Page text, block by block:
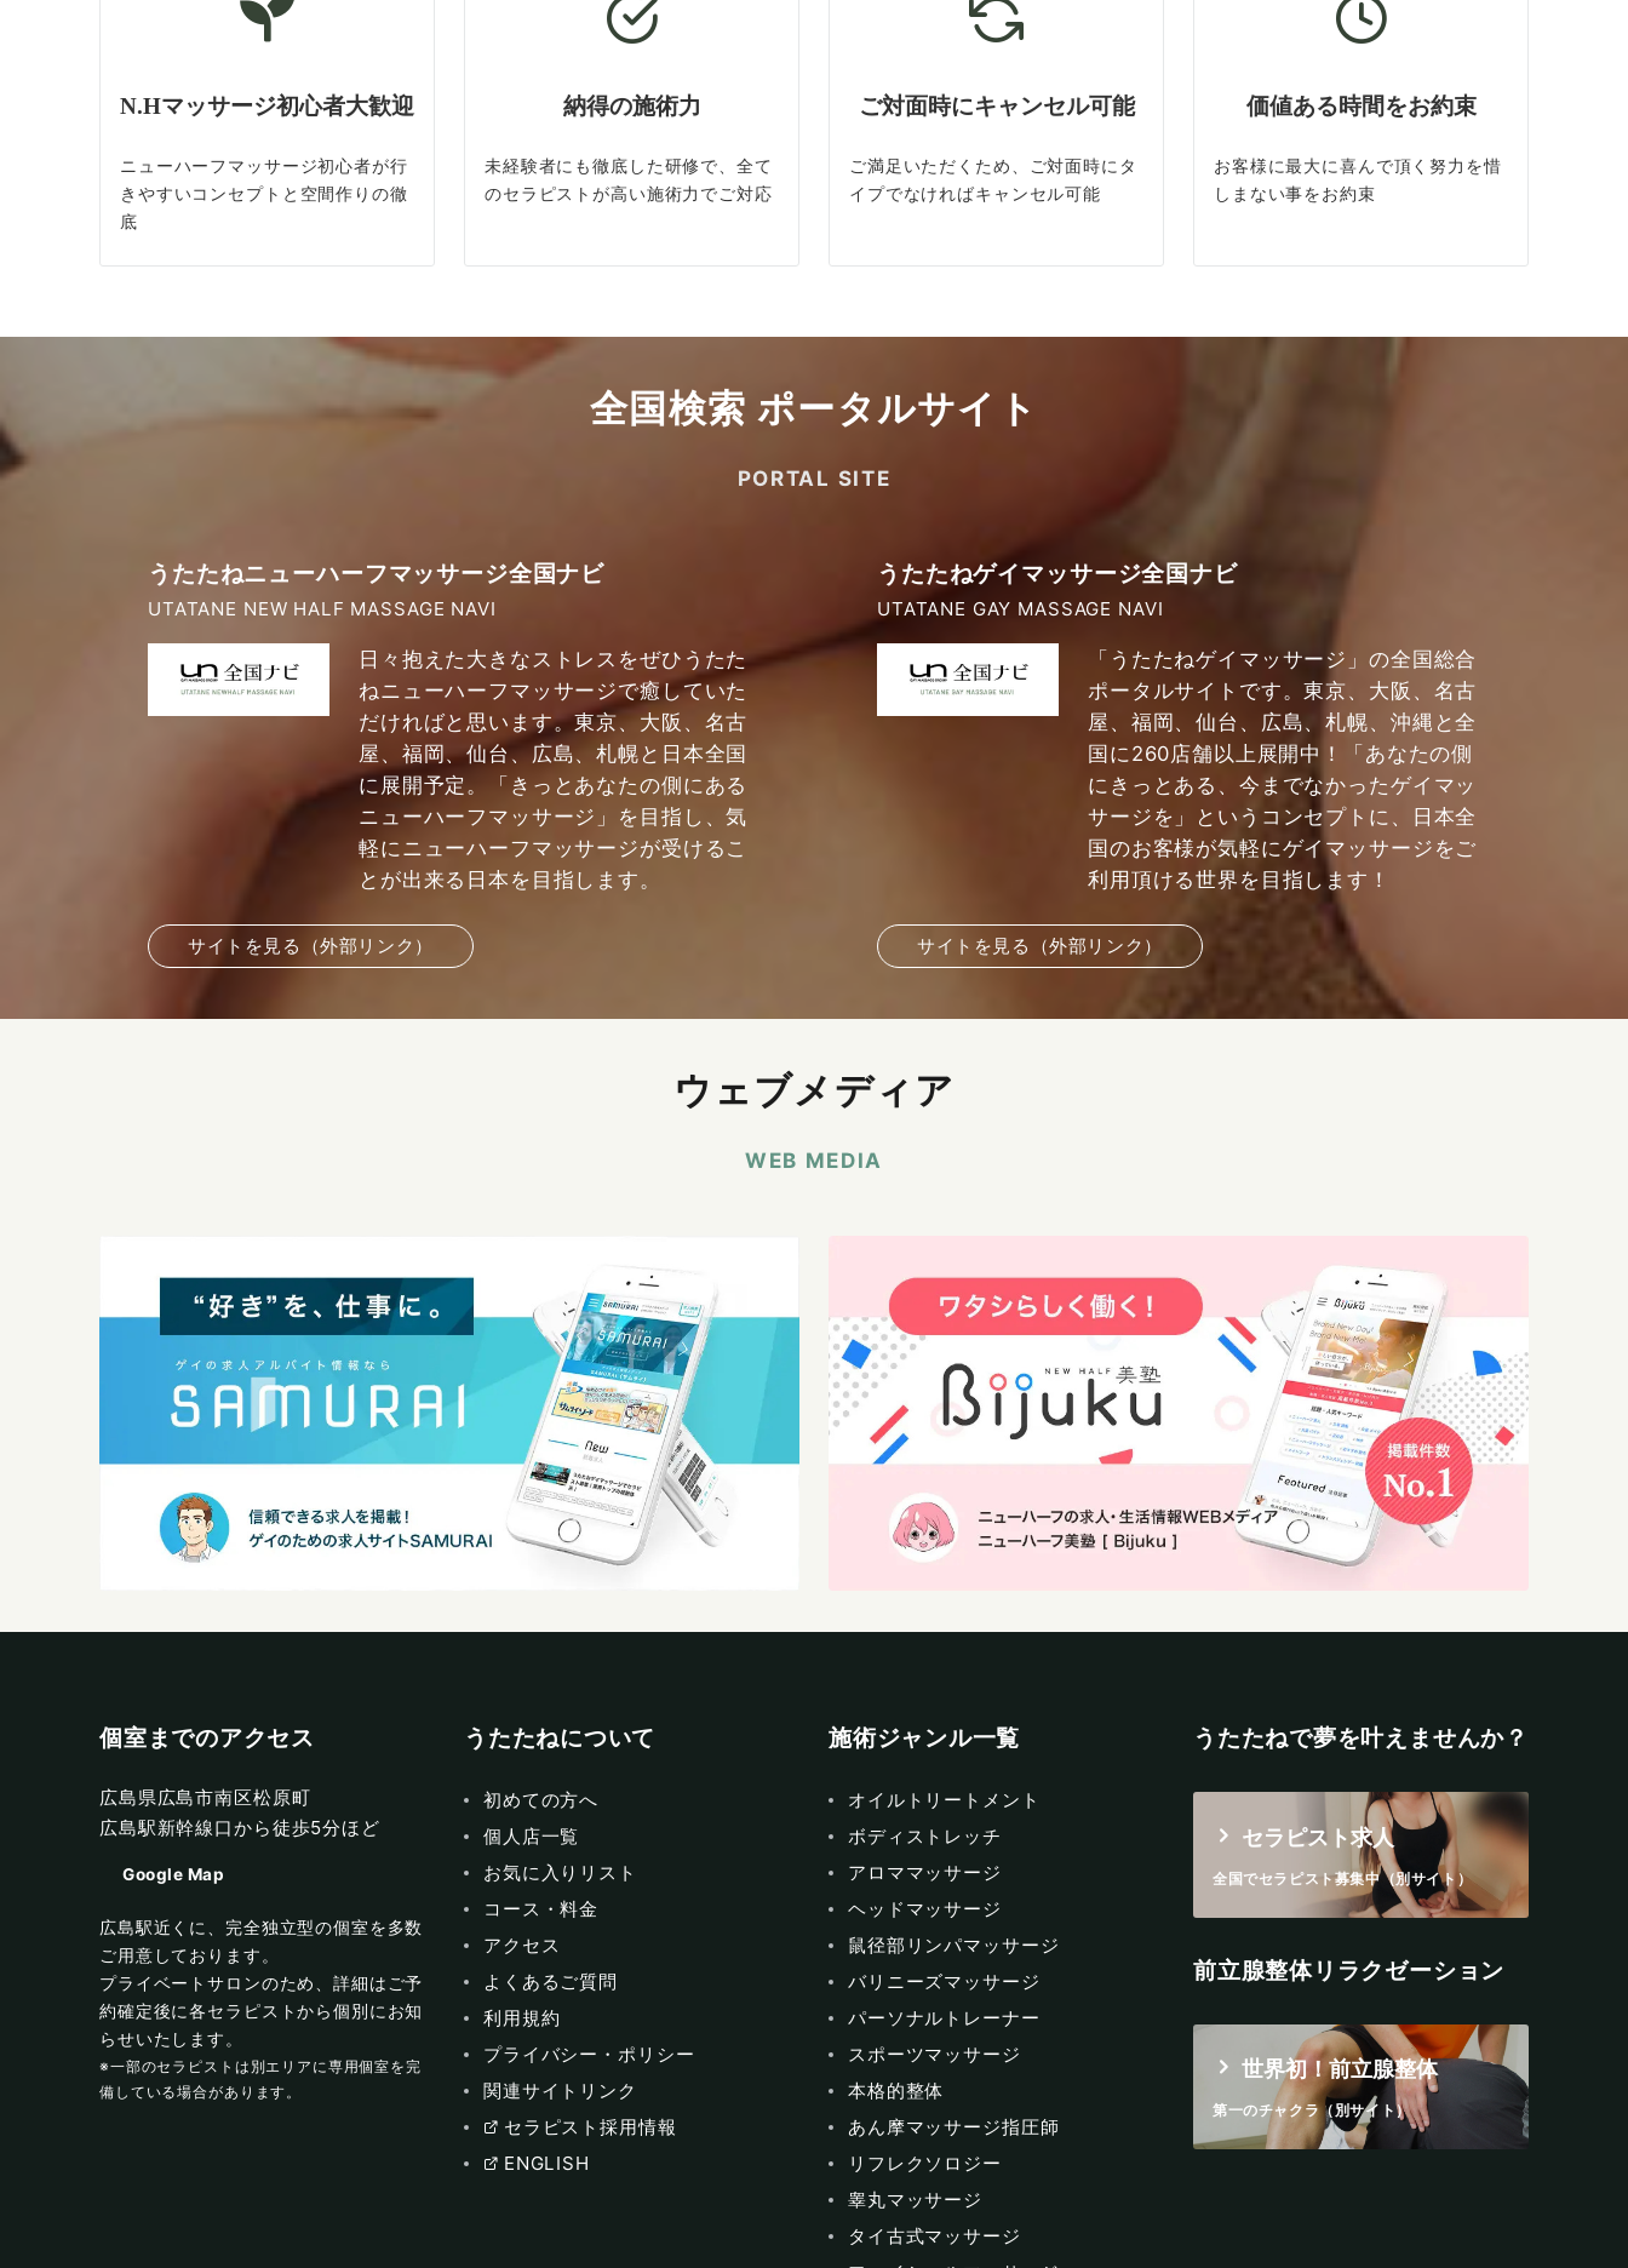
N.Hマッサージ初心者大歓迎
ニューハーフマッサージ初心者が行
きやすいコンセプトと空間作りの徹
底
納得の施術力
未経験者にも徹底した研修で、全て
のセラピストが高い施術力でご対応
ご対面時にキャンセル可能
ご満足いただくため、ご対面時にタ
イプでなければキャンセル可能
価値ある時間をお約束
お客様に最大に喜んで頂く努力を惜
しまない事をお約束
全国検索 ポータルサイト
PORTAL SITE
うたたねニューハーフマッサージ全国ナビ
UTATANE NEW HALF MASSAGE NAVI
日々抱えた大きなストレスをぜひうたた
ねニューハーフマッサージで癒していた
だければと思います。東京、大阪、名古
屋、福岡、仙台、広島、札幌と日本全国
に展開予定。「きっとあなたの側にある
ニューハーフマッサージ」を目指し、気
軽にニューハーフマッサージが受けるこ
とが出来る日本を目指します。
サイトを見る（外部リンク）
うたたねゲイマッサージ全国ナビ
UTATANE GAY MASSAGE NAVI
「うたたねゲイマッサージ」の全国総合
ポータルサイトです。東京、大阪、名古
屋、福岡、仙台、広島、札幌、沖縄と全
国に260店舗以上展開中！「あなたの側
にきっとある、今までなかったゲイマッ
サージを」というコンセプトに、日本全
国のお客様が気軽にゲイマッサージをご
利用頂ける世界を目指します！
サイトを見る（外部リンク）
ウェブメディア
WEB MEDIA
個室までのアクセス
広島県広島市南区松原町
広島駅新幹線口から徒歩5分ほど
Google Map
広島駅近くに、完全独立型の個室を多数
ご用意しております。
プライベートサロンのため、詳細はご予
約確定後に各セラピストから個別にお知
らせいたします。
※一部のセラピストは別エリアに専用個室を完
備している場合があります。
うたたねについて
初めての方へ
個人店一覧
お気に入りリスト
コース・料金
アクセス
よくあるご質問
利用規約
プライバシー・ポリシー
関連サイトリンク
セラピスト採用情報
ENGLISH
施術ジャンル一覧
オイルトリートメント
ボディストレッチ
アロママッサージ
ヘッドマッサージ
鼠径部リンパマッサージ
バリニーズマッサージ
パーソナルトレーナー
スポーツマッサージ
本格的整体
あん摩マッサージ指圧師
リフレクソロジー
睾丸マッサージ
タイ古式マッサージ
うたたねで夢を叶えませんか？
セラピスト求人
全国でセラピスト募集中（別サイト）
前立腺整体リラクゼーション
世界初！前立腺整体
第一のチャクラ（別サイト）